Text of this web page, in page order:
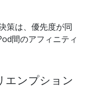
策は、優先度が同
間のアフィニティ
エンプション